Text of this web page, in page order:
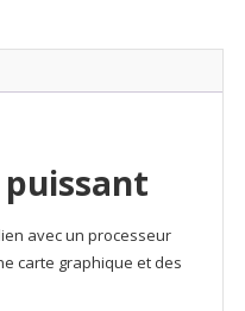
avec un processeur
carte graphique et des